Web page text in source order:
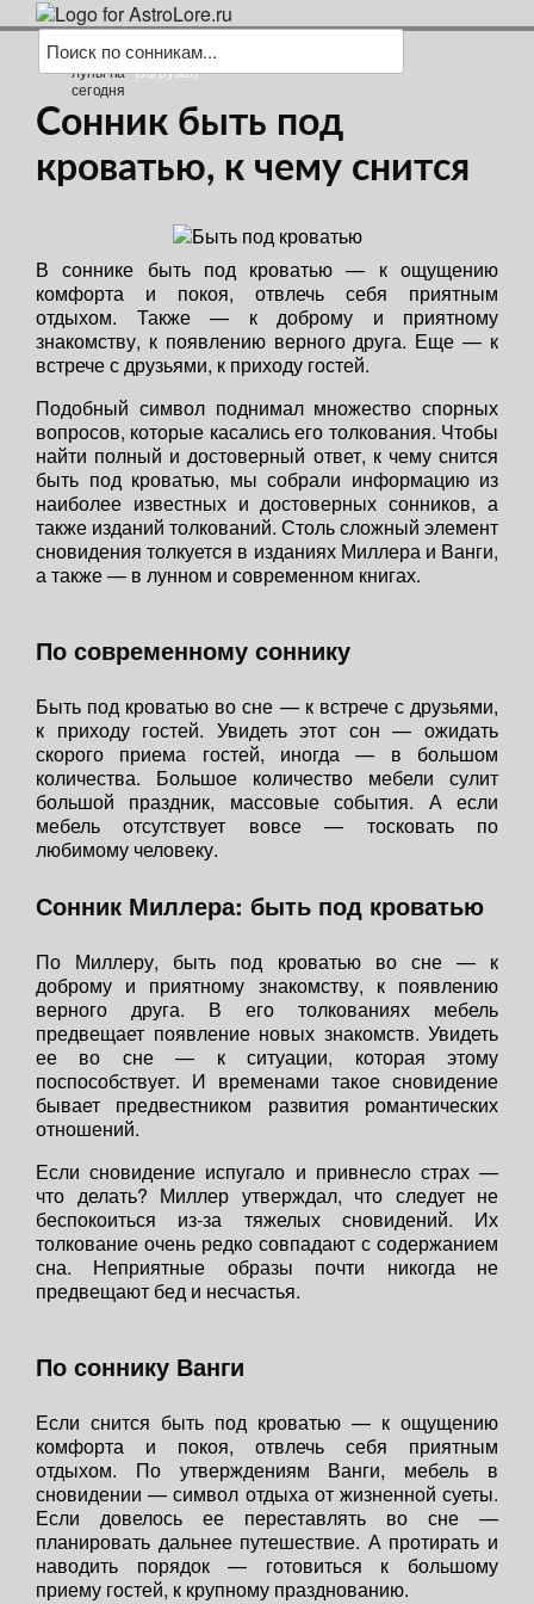
(загрузка)
Сонник быть под
кроватью, к чему снится
В соннике быть под кроватью — к ощущению
комфорта и покоя, отвлечь себя приятным
отдыхом. Также — к доброму и приятному
знакомству, к появлению верного друга. Еще — к
встрече с друзьями, к приходу гостей.
Подобный символ поднимал множество спорных
вопросов, которые касались его толкования. Чтобы
найти полный и достоверный ответ, к чему снится
быть под кроватью, мы собрали информацию из
наиболее известных и достоверных сонников, а
также изданий толкований. Столь сложный элемент
сновидения толкуется в изданиях Миллера и Ванги,
а также — в лунном и современном книгах.
По современному соннику
Быть под кроватью во сне — к встрече с друзьями,
к приходу гостей. Увидеть этот сон — ожидать
скорого приема гостей, иногда — в большом
количества. Большое количество мебели сулит
большой праздник, массовые события. А если
мебель отсутствует вовсе — тосковать по
любимому человеку.
Сонник Миллера: быть под кроватью
По Миллеру, быть под кроватью во сне — к
доброму и приятному знакомству, к появлению
верного друга. В его толкованиях мебель
предвещает появление новых знакомств. Увидеть
ее во сне — к ситуации, которая этому
поспособствует. И временами такое сновидение
бывает предвестником развития романтических
отношений.
Если сновидение испугало и привнесло страх —
что делать? Миллер утверждал, что следует не
беспокоиться из-за тяжелых сновидений. Их
толкование очень редко совпадают с содержанием
сна. Неприятные образы почти никогда не
предвещают бед и несчастья.
По соннику Ванги
Если снится быть под кроватью — к ощущению
комфорта и покоя, отвлечь себя приятным
отдыхом. По утверждениям Ванги, мебель в
сновидении — символ отдыха от жизненной суеты.
Если довелось ее переставлять во сне —
планировать дальнее путешествие. А протирать и
наводить порядок — готовиться к большому
приему гостей, к крупному празднованию.